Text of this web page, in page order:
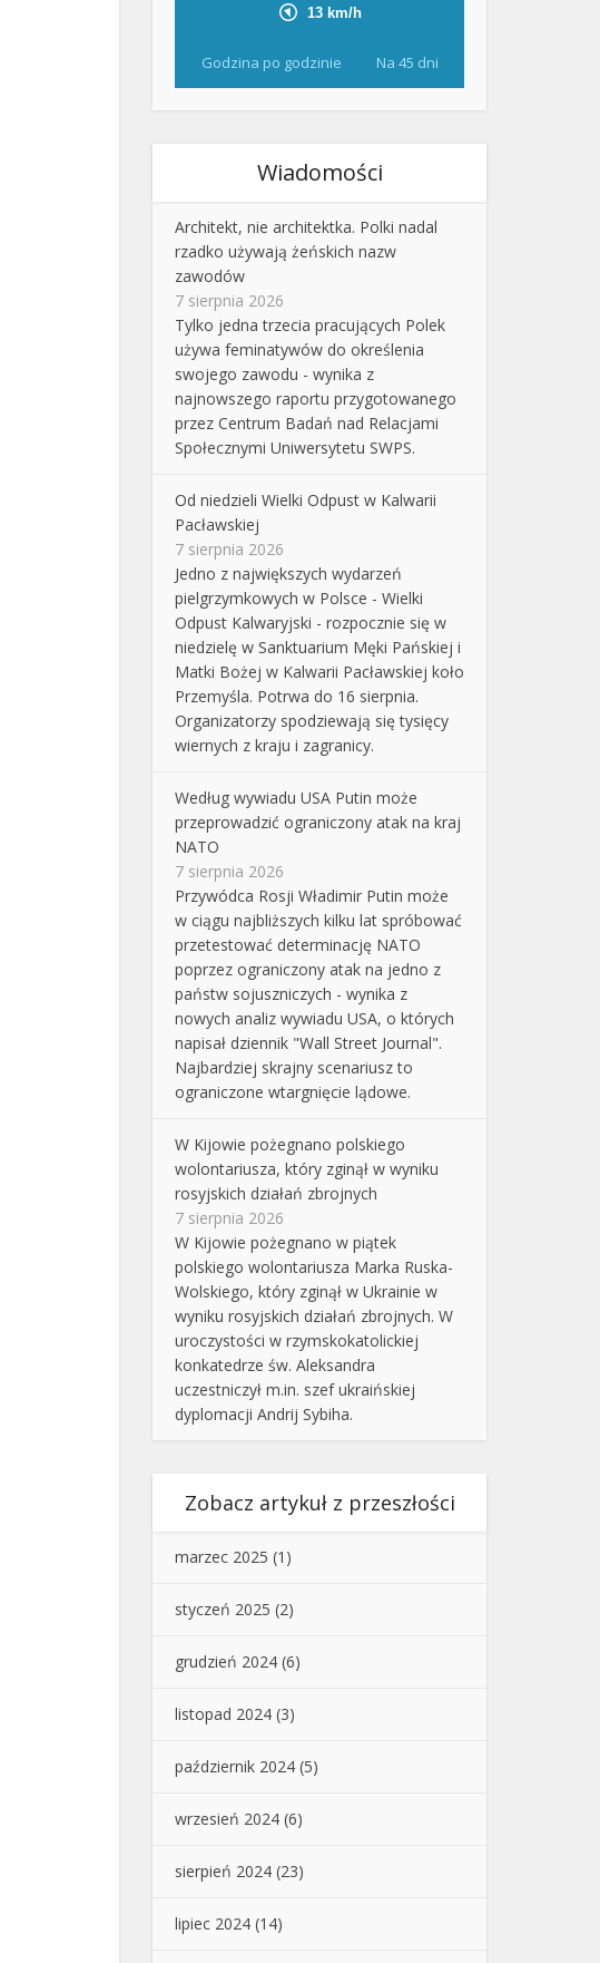
Godzina po godzinie Na 45 dni
Wiadomości
Architekt, nie architektka. Polki nadal
rzadko używają żeńskich nazw
zawodów
7 sierpnia 2026
Tylko jedna trzecia pracujących Polek
używa feminatywów do określenia
swojego zawodu - wynika z
najnowszego raportu przygotowanego
przez Centrum Badań nad Relacjami
Społecznymi Uniwersytetu SWPS.
Od niedzieli Wielki Odpust w Kalwarii
Pacławskiej
7 sierpnia 2026
Jedno z największych wydarzeń
pielgrzymkowych w Polsce - Wielki
Odpust Kalwaryjski - rozpocznie się w
niedzielę w Sanktuarium Męki Pańskiej i
Matki Bożej w Kalwarii Pacławskiej koło
Przemyśla. Potrwa do 16 sierpnia.
Organizatorzy spodziewają się tysięcy
wiernych z kraju i zagranicy.
Według wywiadu USA Putin może
przeprowadzić ograniczony atak na kraj
NATO
7 sierpnia 2026
Przywódca Rosji Władimir Putin może
w ciągu najbliższych kilku lat spróbować
przetestować determinację NATO
poprzez ograniczony atak na jedno z
państw sojuszniczych - wynika z
nowych analiz wywiadu USA, o których
napisał dziennik "Wall Street Journal".
Najbardziej skrajny scenariusz to
ograniczone wtargnięcie lądowe.
W Kijowie pożegnano polskiego
wolontariusza, który zginął w wyniku
rosyjskich działań zbrojnych
7 sierpnia 2026
W Kijowie pożegnano w piątek
polskiego wolontariusza Marka Ruska-
Wolskiego, który zginął w Ukrainie w
wyniku rosyjskich działań zbrojnych. W
uroczystości w rzymskokatolickiej
konkatedrze św. Aleksandra
uczestniczył m.in. szef ukraińskiej
dyplomacji Andrij Sybiha.
Zobacz artykuł z przeszłości
marzec 2025 (1)
styczeń 2025 (2)
grudzień 2024 (6)
listopad 2024 (3)
październik 2024 (5)
wrzesień 2024 (6)
sierpień 2024 (23)
lipiec 2024 (14)